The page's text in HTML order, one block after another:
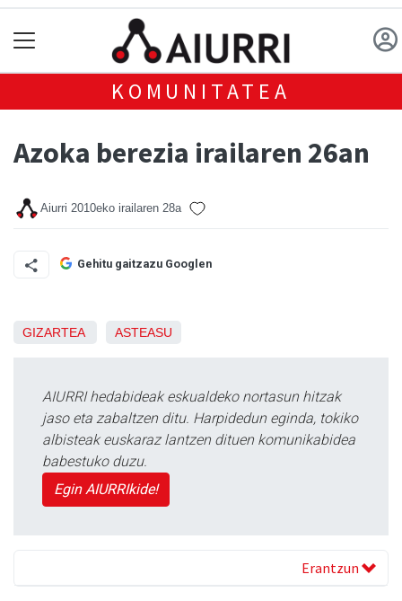
KOMUNITATEA
Azoka berezia irailaren 26an
Aiurri 2010eko irailaren 28a
Gehitu gaitzazu Googlen
GIZARTEA ASTEASU
AIURRI hedabideak eskualdeko nortasun hitzak
jaso eta zabaltzen ditu. Harpidedun eginda, tokiko
albisteak euskaraz lantzen dituen komunikabidea
babestuko duzu.
Egin AIURRIkide!
Erantzun